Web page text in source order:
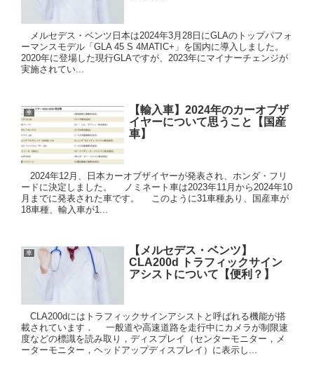
メルセデス・ベンツ日本は2024年3月28日にGLAのトップパフォ
ーマンスモデル「GLA 45 S 4MATIC+」を国内に導入しました。
2020年に登場した現行GLAですが、2023年にマイナーチェンジが
実施されてい...
車
【輸入車】2024年のカーオブザ
イヤーについて思うこと【国産
車】
2024年12月、日本カーオブザイヤーが発表され、ホンダ・フリ
ードに決定しました。 ノミネート車は2023年11月から2024年10
月までに発表された車です。 このように31車種あり、国産車が
18車種、輸入車が1...
車
【メルセデス・ベンツ】
CLA200d トラフィックサイン
アシストについて【便利？】
CLA200dにはトラフィックサインアシストと呼ばれる機能が搭
載されています． 一般道や高速道路を走行中にカメラが制限速
度などの標識を読み取り，ディスプレイ（センターモニター，メ
ーターモニター，ヘッドアップディスプレイ）に表示し...